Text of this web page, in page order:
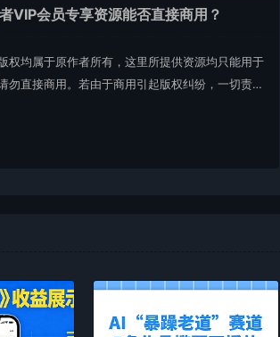
VIP会员专享资源能否直接商用？
权均属于原作者所有，这里所提供资源均只能用于
勿直接商用。若由于商用引起版权纠纷，一切责任